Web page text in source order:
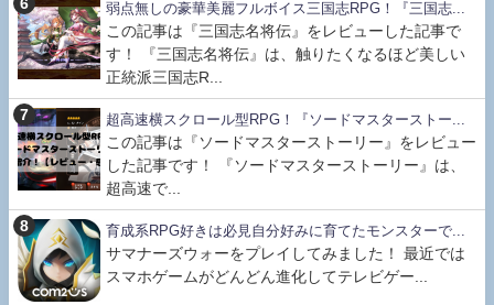
弱点無しの豪華美麗フルボイス三国志RPG！『三国志...
この記事は『三国志名将伝』をレビューした記事で
す！ 『三国志名将伝』は、触りたくなるほど美しい
正統派三国志R...
超高速横スクロール型RPG！『ソードマスターストー...
この記事は『ソードマスターストーリー』をレビュー
した記事です！ 『ソードマスターストーリー』は、
超高速で...
育成系RPG好きは必見自分好みに育てたモンスターで...
サマナーズウォーをプレイしてみました！ 最近では
スマホゲームがどんどん進化してテレビゲー...